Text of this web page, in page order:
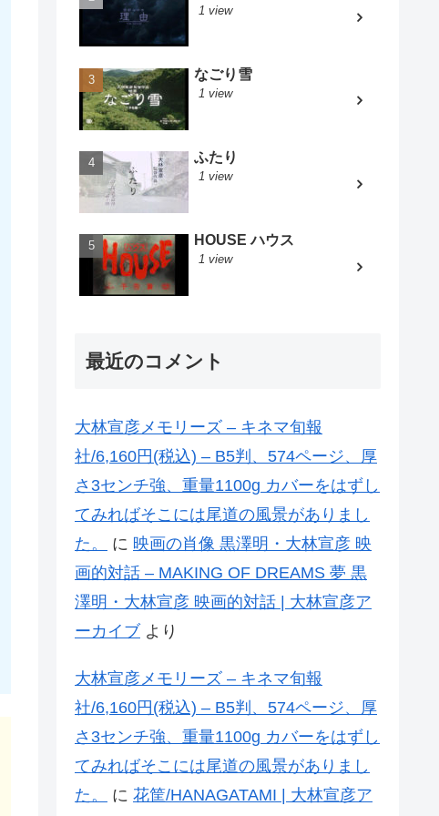
1 view
なごり雪
1 view
ふたり
1 view
HOUSE ハウス
1 view
最近のコメント
大林宣彦メモリーズ – キネマ旬報
社/6,160円(税込) – B5判、574ページ、厚
さ3センチ強、重量1100g カバーをはずし
てみればそこには尾道の風景がありまし
た。
に 映画の肖像 黒澤明・大林宣彦 映
画的対話 – MAKING OF DREAMS 夢 黒
澤明・大林宣彦 映画的対話 | 大林宣彦ア
ーカイブより
大林宣彦メモリーズ – キネマ旬報
社/6,160円(税込) – B5判、574ページ、厚
さ3センチ強、重量1100g カバーをはずし
てみればそこには尾道の風景がありまし
た。
に 花筐/HANAGATAMI | 大林宣彦ア